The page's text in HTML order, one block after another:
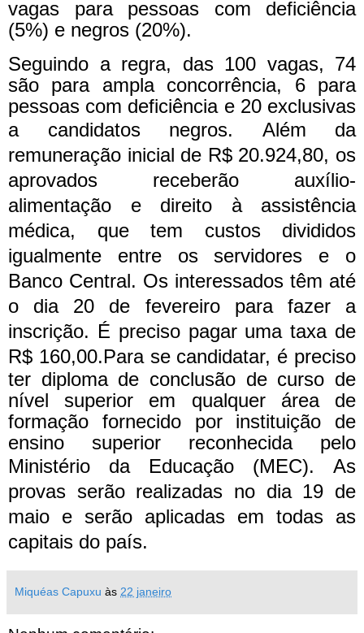
vagas para pessoas com deficiência
(5%) e negros (20%).
Seguindo a regra, das 100 vagas, 74
são para ampla concorrência, 6 para
pessoas com deficiência e 20 exclusivas
a candidatos negros. Além da
remuneração inicial de R$ 20.924,80, os
aprovados receberão auxílio-
alimentação e direito à assistência
médica, que tem custos divididos
igualmente entre os servidores e o
Banco Central. Os interessados têm até
o dia 20 de fevereiro para fazer a
inscrição. É preciso pagar uma taxa de
R$ 160,00.Para se candidatar, é preciso
ter diploma de conclusão de curso de
nível superior em qualquer área de
formação fornecido por instituição de
ensino superior reconhecida pelo
Ministério da Educação (MEC). As
provas serão realizadas no dia 19 de
maio e serão aplicadas em todas as
capitais do país.
Miquéas Capuxu às 22 janeiro